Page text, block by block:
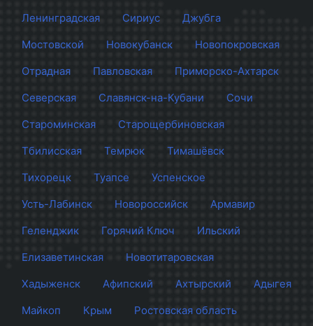
Ленинградская
Сириус
Джубга
Мостовской
Новокубанск
Новопокровская
Отрадная
Павловская
Приморско-Ахтарск
Северская
Славянск-на-Кубани
Сочи
Староминская
Старощербиновская
Тбилисская
Темрюк
Тимашёвск
Тихорецк
Туапсе
Успенское
Усть-Лабинск
Новороссийск
Армавир
Геленджик
Горячий Ключ
Ильский
Елизаветинская
Новотитаровская
Хадыженск
Афипский Ахтырский
Адыгея
Майкоп
Крым Ростовская область